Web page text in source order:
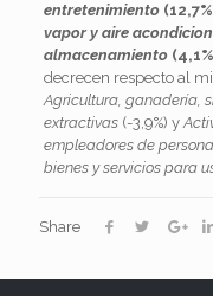
entretenimiento
vapor y aire
almacenamiento(4,1%
decrecen respecto al
Agricultura, ganadería,
extractivas(-3,9%) y
empleadores de
bienes y servicios para
Share